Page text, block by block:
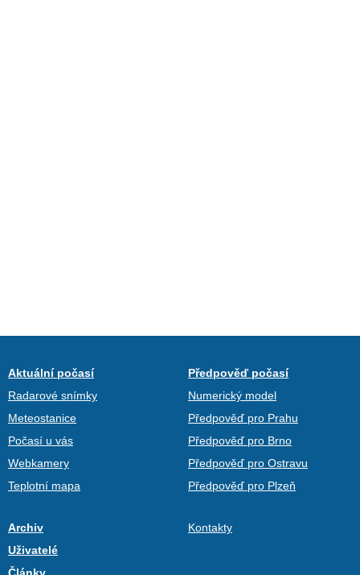
Aktuální počasí
Radarové snímky
Meteostanice
Počasí u vás
Webkamery
Teplotní mapa
Předpověď počasí
Numerický model
Předpověď pro Prahu
Předpověď pro Brno
Předpověď pro Ostravu
Předpověď pro Plzeň
Archiv
Uživatelé
Kontakty